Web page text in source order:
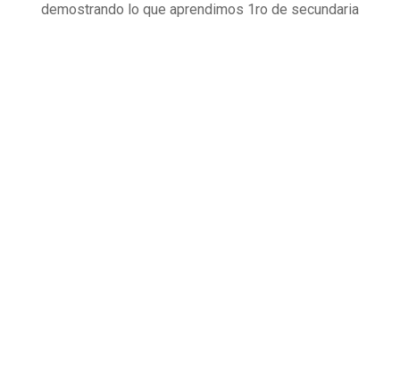
demostrando lo que aprendimos 1ro de secundaria